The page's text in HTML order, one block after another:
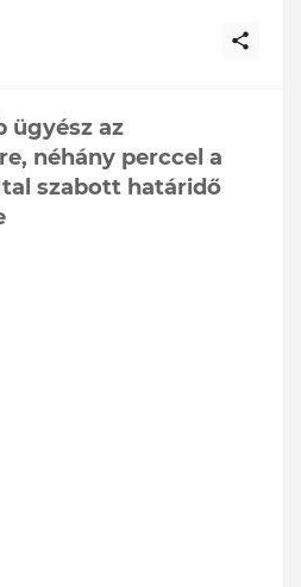
ügyész az
néhány perccel a
szabott határidő